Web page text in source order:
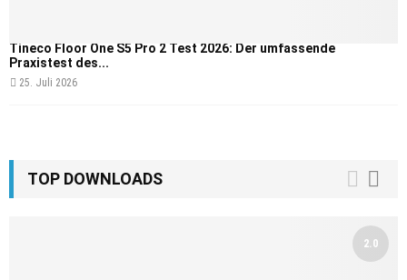
Tineco Floor One S5 Pro 2 Test 2026: Der umfassende
Praxistest des...
25. Juli 2026
TOP DOWNLOADS
2.0